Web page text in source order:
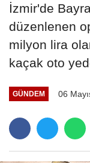
İzmir'de
düzenlenen
milyon lira
kaçak oto
GÜNDEM 06